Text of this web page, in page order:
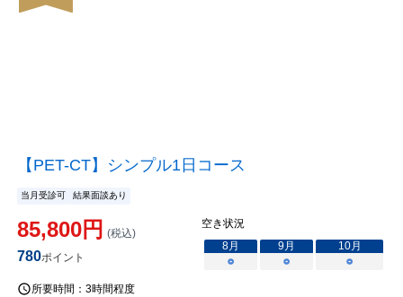
【PET-CT】シンプル1日コース
当月受診可 結果面談あり
85,800円 (税込)
780ポイント
空き状況
8月 9月 10月
○
○ ○
所要時間： 3時間程度